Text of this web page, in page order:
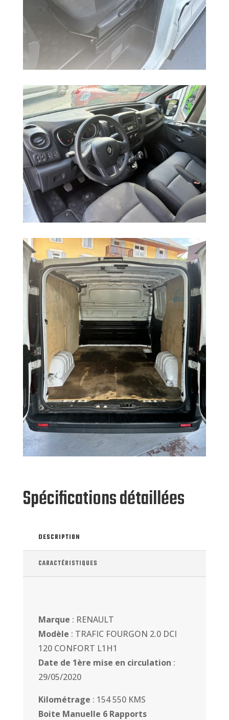
Spécifications détaillées
DESCRIPTION
CARACTÉRISTIQUES
Marque : RENAULT
Modèle : TRAFIC FOURGON 2.0 DCI
120 CONFORT L1H1
Date de 1ère mise en circulation :
29/05/2020
Kilométrage : 154 550 KMS
Boite Manuelle 6 Rapports